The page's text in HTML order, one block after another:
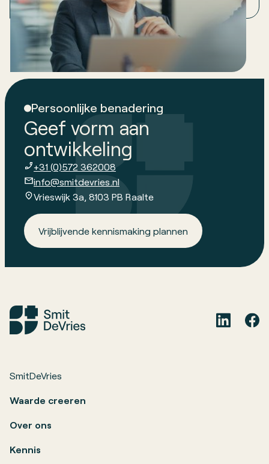
bepaalt of je groei duurzaam is. Of kwetsbaar.
Persoonlijke benadering
Geef vorm aan
ontwikkeling
+31 (0)572 362008
info@smitdevries.nl
Vrieswijk 3a, 8103 PB Raalte
Vrijblijvende kennismaking plannen
SmitDeVries
Waarde creeren
Over ons
Kennis